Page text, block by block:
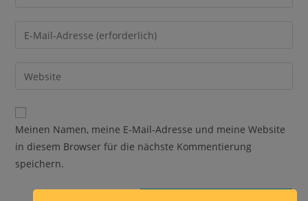
oder
zum
ein
Gib
Mail-
zum
Kommentieren
ein
Gib
Website-
URL
Meinen Namen, meine E-Mail-Adresse und meine Website
in diesem Browser für die nächste Kommentierung
speichern.